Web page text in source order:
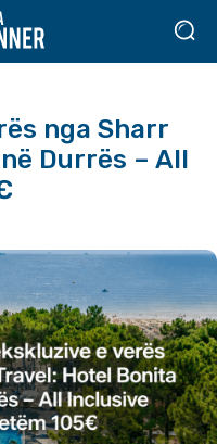
nga Sharr
Durrës – All